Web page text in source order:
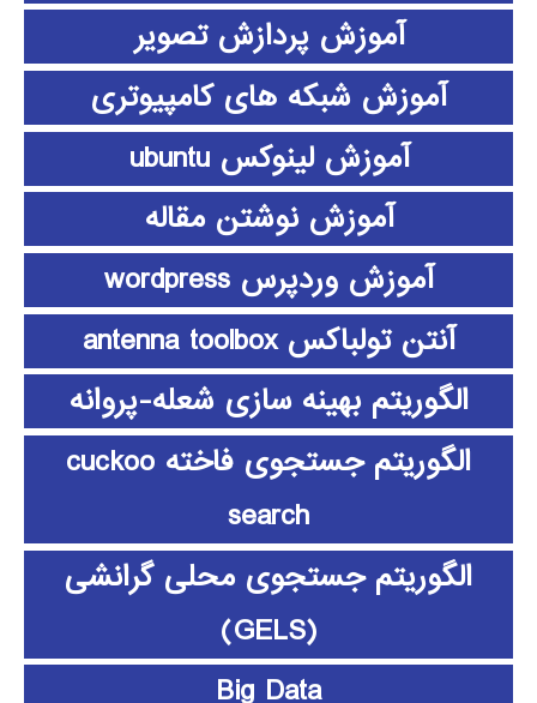
آموزش پردازش تصویر
آموزش شبکه های کامپیوتری
آموزش لینوکس ubuntu
آموزش نوشتن مقاله
آموزش وردپرس wordpress
آنتن تولباکس antenna toolbox
الگوریتم بهینه سازی شعله-پروانه
الگوریتم جستجوی فاخته cuckoo
search
الگوریتم جستجوی محلی گرانشی
(GELS)
Big Data